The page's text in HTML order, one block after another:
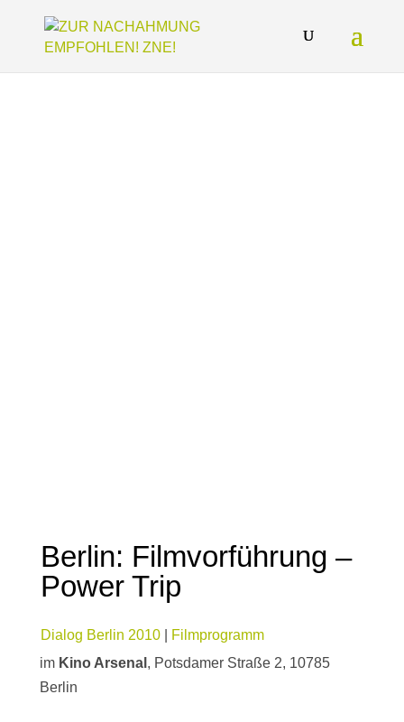
Berlin: Filmvorführung –
Power Trip
Dialog Berlin 2010|
Filmprogramm
imKino Arsenal , Potsdamer Straße 2, 10785
Berlin